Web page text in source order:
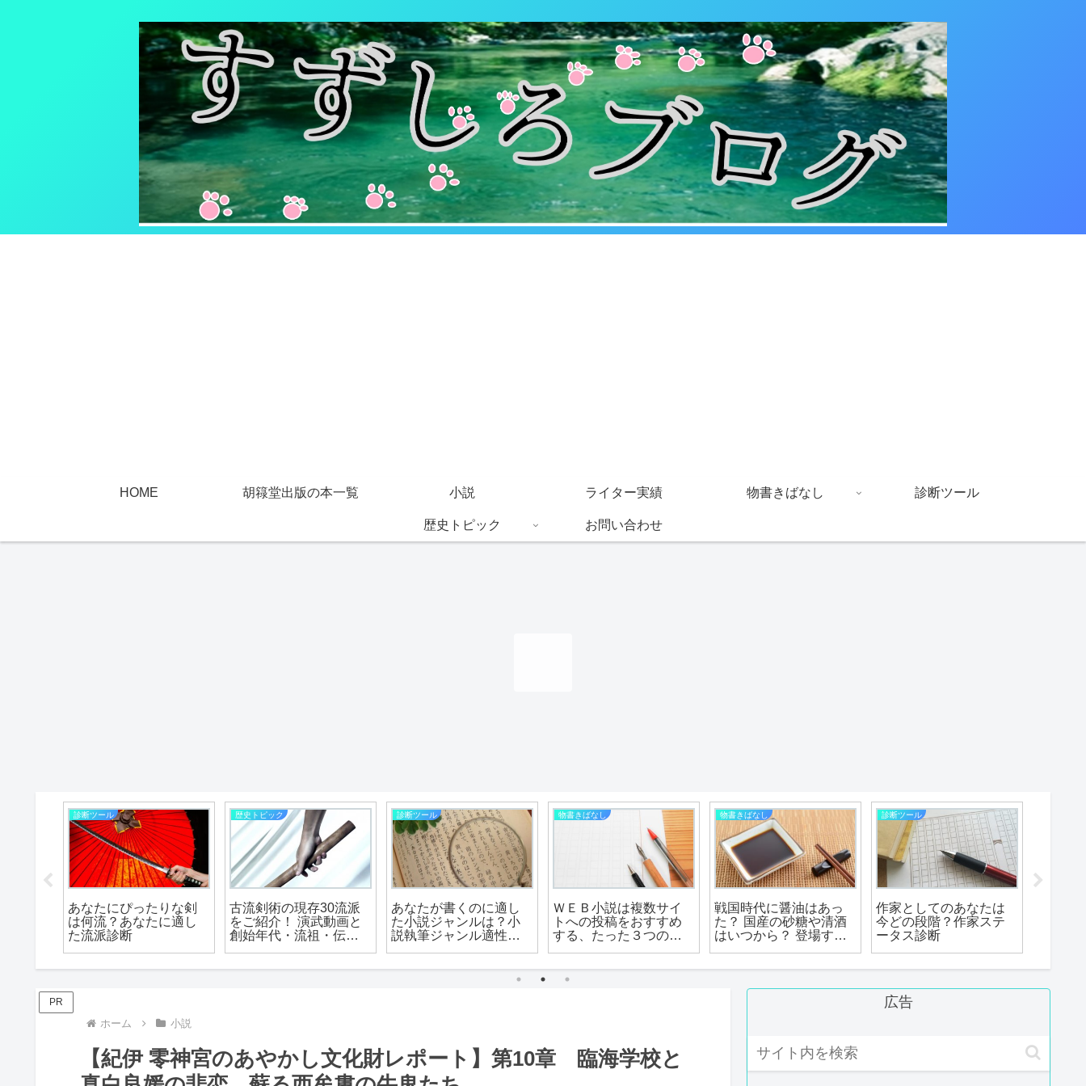
HOME 胡簶堂出版の本一覧 小説 ライター実績 物書きばなし 診断ツール
歴史トピック お問い合わせ
診断ツール
あなたにぴったりな剣
は何流？あなたに適し
た流派診断
歴史トピック
古流剣術の現存30流派
をご紹介！ 演武動画と
創始年代・流祖・伝承
診断ツール
あなたが書くのに適し
た小説ジャンルは？小
説執筆ジャンル適性診
物書きばなし
ＷＥＢ小説は複数サイ
トへの投稿をおすすめ
する、たった３つの理
物書きばなし
戦国時代に醤油はあっ
た？ 国産の砂糖や清酒
はいつから？ 登場する
診断ツール
作家としてのあなたは
今どの段階？作家ステ
ータス診断
PR
ホーム 小説
【紀伊 零神宮のあやかし文化財レポート】第10章 臨海学校と
広告